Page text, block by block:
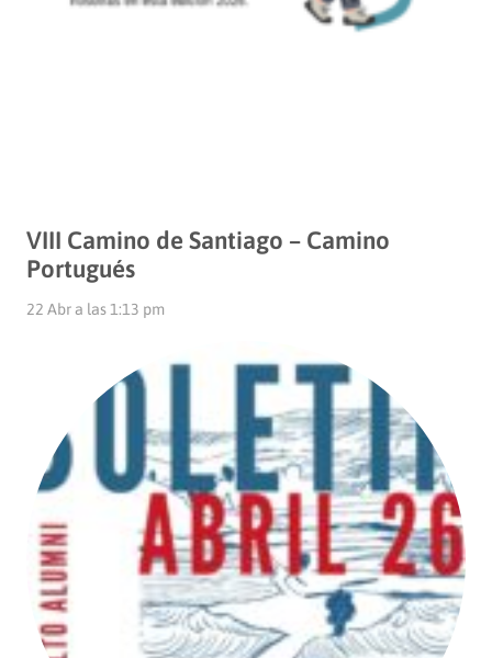
VIII Camino de Santiago – Camino
Portugués
22 Abr a las 1:13 pm